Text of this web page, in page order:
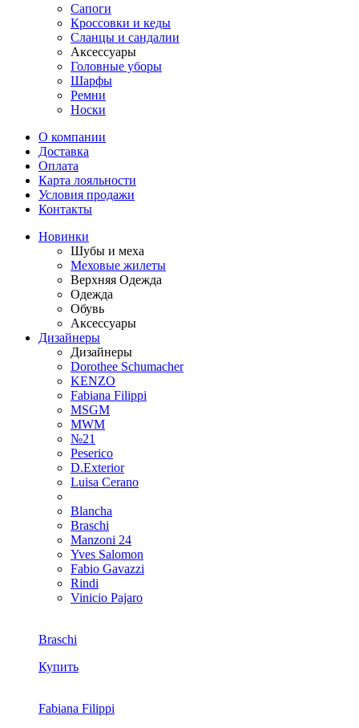
Сапоги
Кроссовки и кеды
Сланцы и сандалии
Аксессуары
Головные уборы
Шарфы
Ремни
Носки
О компании
Доставка
Оплата
Карта лояльности
Условия продажи
Контакты
Новинки
Шубы и меха
Меховые жилеты
Верхняя Одежда
Одежда
Обувь
Аксессуары
Дизайнеры
Дизайнеры
Dorothee Schumacher
KENZO
Fabiana Filippi
MSGM
MWM
№21
Peserico
D.Exterior
Luisa Cerano
Blancha
Braschi
Manzoni 24
Yves Salomon
Fabio Gavazzi
Rindi
Vinicio Pajaro
Braschi
Купить
Fabiana Filippi